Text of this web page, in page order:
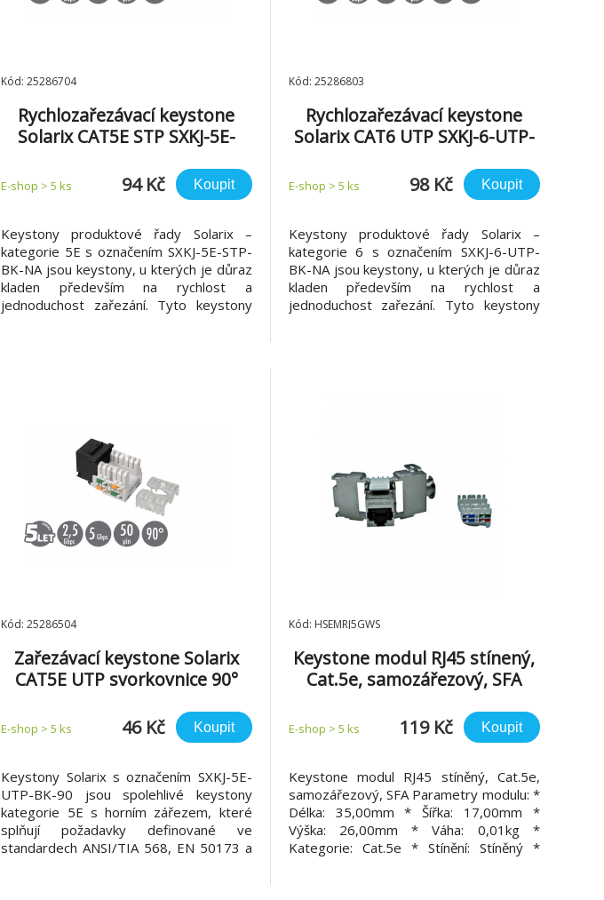
Kód: 25286704
Rychlozařezávací keystone
Solarix CAT5E STP SXKJ-5E-
E-shop > 5 ks 94 Kč Koupit
Keystony produktové řady Solarix –
kategorie 5E s označením SXKJ-5E-STP-
BK-NA jsou keystony, u kterých je důraz
kladen především na rychlost a
jednoduchost zařezání. Tyto keystony
Kód: 25286803
Rychlozařezávací keystone
Solarix CAT6 UTP SXKJ-6-UTP-
4PPoE certifikace
E-shop > 5 ks 98 Kč Koupit
Keystony produktové řady Solarix –
kategorie 6 s označením SXKJ-6-UTP-
BK-NA jsou keystony, u kterých je důraz
kladen především na rychlost a
jednoduchost zařezání. Tyto keystony
Kód: 25286504
Zařezávací keystone Solarix
CAT5E UTP svorkovnice 90°
E-shop > 5 ks 46 Kč Koupit
Keystony Solarix s označením SXKJ-5E-
UTP-BK-90 jsou spolehlivé keystony
kategorie 5E s horním zářezem, které
splňují požadavky definované ve
standardech ANSI/TIA 568, EN 50173 a
Kód: HSEMRJ5GWS
Keystone modul RJ45 stínený,
Cat.5e, samozářezový, SFA
E-shop > 5 ks 119 Kč Koupit
Keystone modul RJ45 stíněný, Cat.5e,
samozářezový, SFA Parametry modulu: *
Délka: 35,00mm * Šířka: 17,00mm *
Výška: 26,00mm * Váha: 0,01kg *
Kategorie: Cat.5e * Stínění: Stíněný *